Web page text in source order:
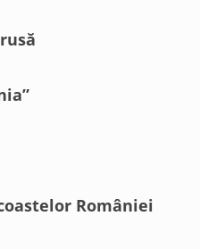
României